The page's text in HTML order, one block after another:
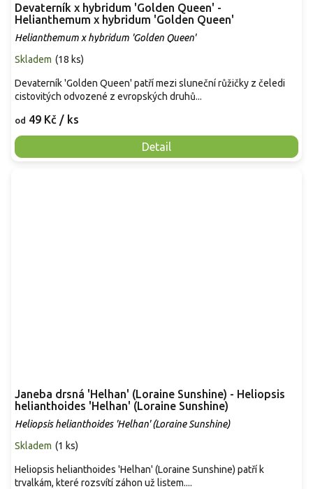
Devaterník x hybridum 'Golden Queen' -
Helianthemum x hybridum 'Golden Queen'
Helianthemum x hybridum 'Golden Queen'
Skladem (18 ks)
od 49 Kč / ks
Detail
Devaterník 'Golden Queen' patří mezi sluneční růžičky z čeledi
cistovitých odvozené z evropských druhů...
Janeba drsná 'Helhan' (Loraine Sunshine) - Heliopsis
helianthoides 'Helhan' (Loraine Sunshine)
Heliopsis helianthoides 'Helhan' (Loraine Sunshine)
Skladem (1 ks)
Heliopsis helianthoides 'Helhan' (Loraine Sunshine) patří k
trvalkám, které rozsvítí záhon už listem....